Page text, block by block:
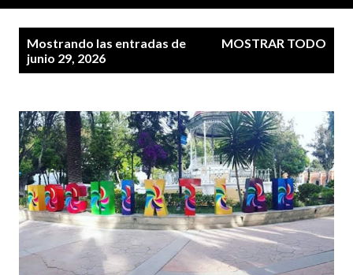
Mostrando las entradas de
junio 29, 2026
MOSTRAR TODO